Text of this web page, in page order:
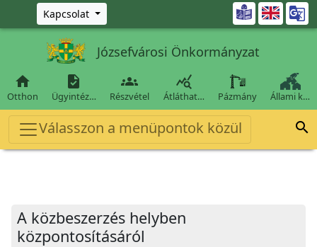
Ugrás a fő tartalomra
Kapcsolat 
Józsefvárosi Önkormányzat

Otthon

Ügyintéz…

Részvétel

Átláthat… Pázmány Állami k…
Válasszon a menüpontok közül 
A közbeszerzés helyben
központosításáról